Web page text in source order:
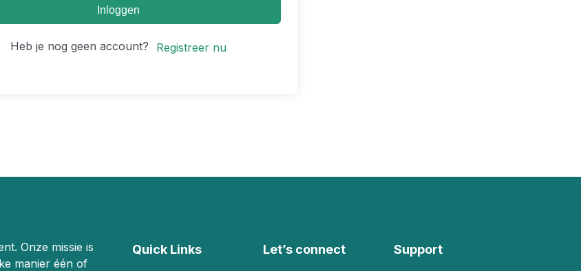
Inloggen
Heb je nog geen account? Registreer nu
Onze missie is
manier één of
Quick Links Let’s connect Support